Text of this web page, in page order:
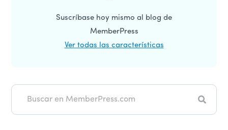
Suscríbase hoy mismo al blog de
MemberPress
Ver todas las características
Buscar